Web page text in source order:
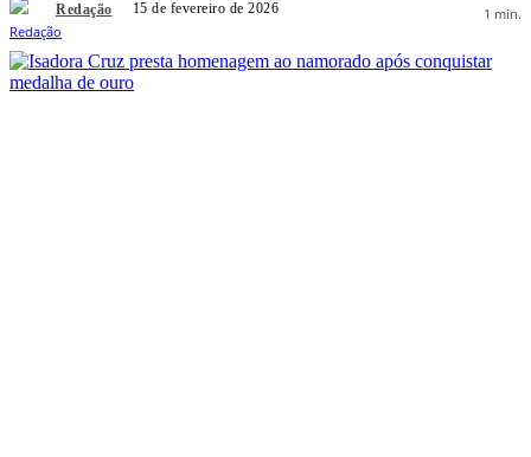
Redação 15 de fevereiro de 2026 1 min.